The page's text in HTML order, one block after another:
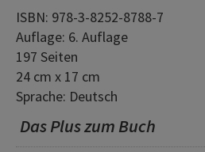
ISBN: 978-3-8252-8788-7
Auflage: 6. Auflage
197 Seiten
24 cm x 17 cm
Sprache: Deutsch
Das Plus zum Buch